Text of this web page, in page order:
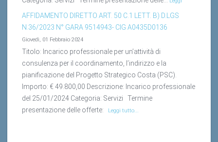
tutto...
N.36/2023 N° GARA 9514943- CIG A0435D0136
Giovedì, 01 Febbraio 2024
Titolo: Incarico professionale per un’attività di
consulenza per il coordinamento, l’indirizzo e la
pianificazione del Progetto Strategico Costa (PSC).
Importo: € 49.800,00 Descrizione: Incarico professionale
del 25/01/2024 Categoria: Servizi Termine
presentazione delle offerte: